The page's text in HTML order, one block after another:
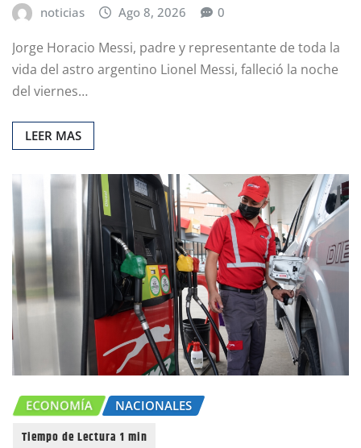
noticias Ago 8, 2026 0
Jorge Horacio Messi, padre y representante de toda la
vida del astro argentino Lionel Messi, falleció la noche
del viernes…
LEER MAS
ECONOMÍA NACIONALES